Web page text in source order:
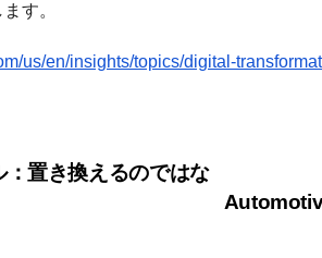
す。
us/en/insights/topics/digital-
置き換えるのではな